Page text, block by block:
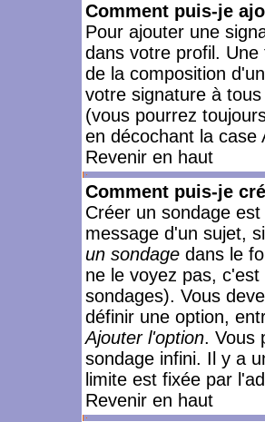
Comment puis-je
Pour ajouter une
dans votre profil.
de la composition
votre signature à
(vous pourrez
en décochant la case
Revenir en haut
Comment puis-je
Créer un sondage
message d'un sujet,
un sondage dans le
ne le voyez pas,
sondages). Vous
définir une option,
Ajouter l'option. Vous
sondage infini. Il y a
limite est fixée par
Revenir en haut